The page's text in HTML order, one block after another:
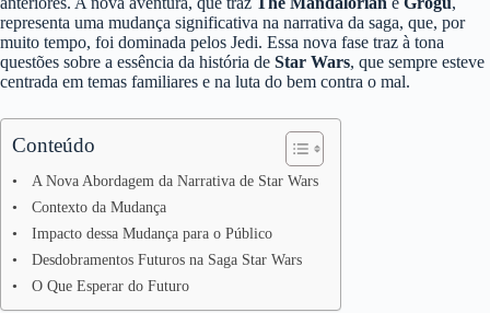
representa uma mudança significativa na narrativa da saga, que, por
muito tempo, foi dominada pelos Jedi. Essa nova fase traz à tona
questões sobre a essência da história de Star Wars, que sempre esteve
centrada em temas familiares e na luta do bem contra o mal.
Conteúdo
A Nova Abordagem da Narrativa de Star Wars
Contexto da Mudança
Impacto dessa Mudança para o Público
Desdobramentos Futuros na Saga Star Wars
O Que Esperar do Futuro